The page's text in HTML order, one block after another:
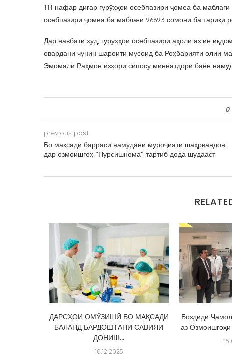
111 нафар дигар гурӯҳҳои осебпазири ҷомеа ба
осебпазири ҷомеа ба маблағи 96693 сомонӣ ба тариқи
Дар навбати худ, гурӯҳҳои осебпазири аҳолӣ аз ин
овардани чунин шароити мусоид ба Роҳбарияти олии
Эмомалӣ Раҳмон изҳори сипосу миннатдорӣ баён
0
previous post
Бо мақсади баррасӣ намудани муроҷиати шаҳрвандон
дар озмоишгоҳ “Пурсишнома” тартиб дода шудааст
ДАРСҲОИ ОМӮЗИШӢ БО МАҚСАДИ
БАЛАНД БАРДОШТАНИ САВИЯИ
ДОНИШ...
10.12.2025
Боздиди
аз